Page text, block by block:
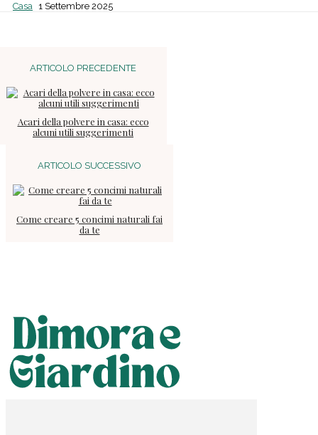
Casa 1 Settembre 2025
ARTICOLO PRECEDENTE
Acari della polvere in casa: ecco
alcuni utili suggerimenti
ARTICOLO SUCCESSIVO
Come creare 5 concimi naturali fai
da te